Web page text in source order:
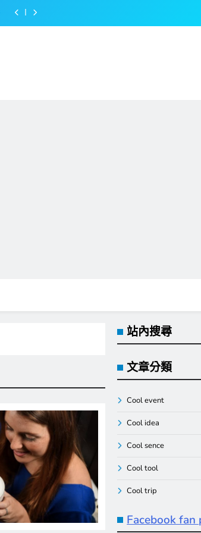
站內搜尋
文章分類
Cool event
Cool idea
Cool sence
Cool tool
Cool trip
Facebook fan